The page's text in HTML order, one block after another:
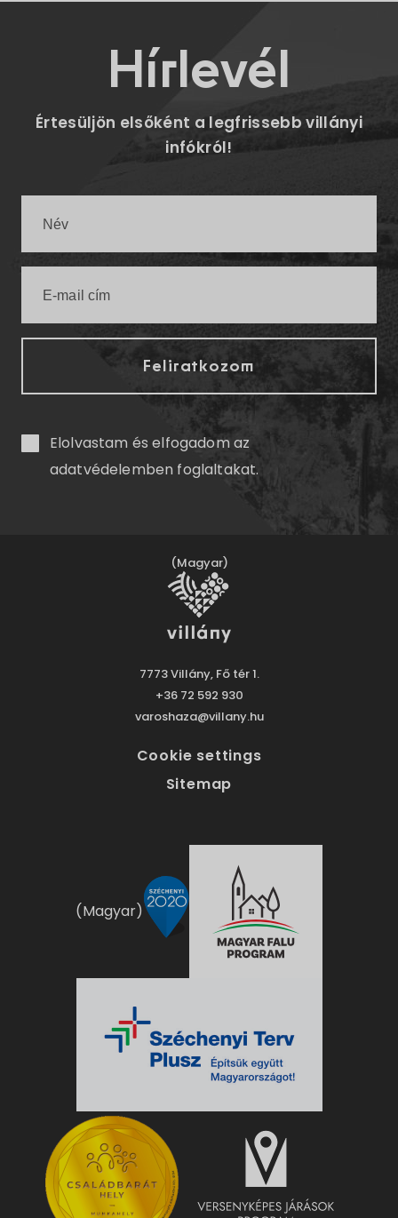
Hírlevél
Értesüljön elsőként a legfrissebb villányi
infókról!
Elolvastam és elfogadom az
adatvédelemben foglaltakat.
(Magyar)
7773 Villány, Fő tér 1.
+36 72 592 930
varoshaza@villany.hu
Cookie settings
Sitemap
(Magyar)